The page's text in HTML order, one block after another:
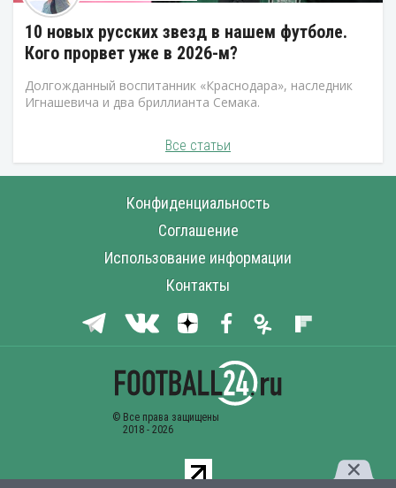
10 новых русских звезд в нашем футболе.
Кого прорвет уже в 2026-м?
Долгожданный воспитанник «Краснодара», наследник
Игнашевича и два бриллианта Семака.
Все статьи
Конфиденциальность
Соглашение
Использование информации
Контакты